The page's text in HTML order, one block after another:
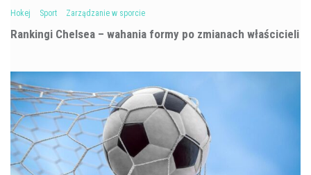
Hokej Sport Zarządzanie w sporcie
Rankingi Chelsea – wahania formy po zmianach właścicieli